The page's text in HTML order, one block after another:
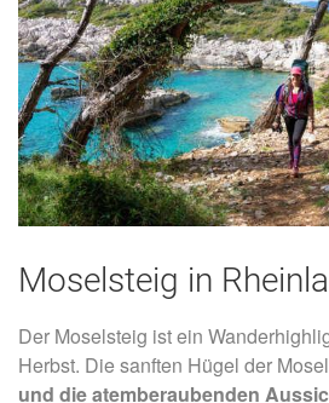
Moselsteig in
Der Moselsteig ist ein
Herbst. Die sanften Hügel der
und die atemberaubenden